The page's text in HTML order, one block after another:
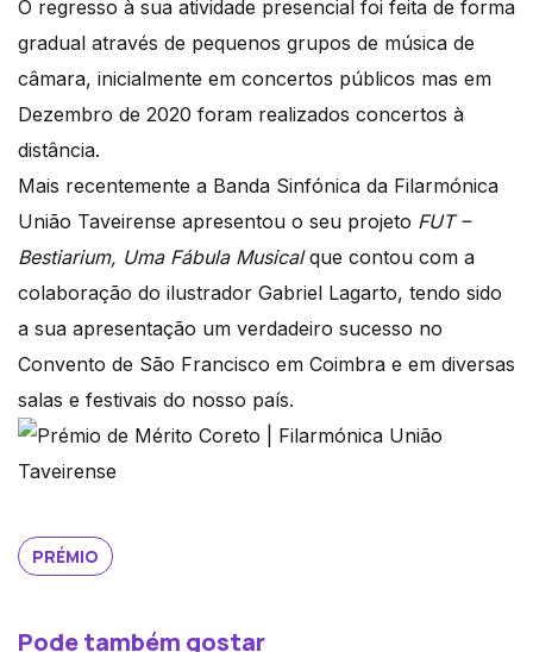
O regresso à sua atividade presencial foi feita de forma
gradual através de pequenos grupos de música de
câmara, inicialmente em concertos públicos mas em
Dezembro de 2020 foram realizados concertos à
distância.
Mais recentemente a Banda Sinfónica da Filarmónica
União Taveirense apresentou o seu projeto FUT –
Bestiarium, Uma Fábula Musicalque contou com a
colaboração do ilustrador Gabriel Lagarto, tendo sido
a sua apresentação um verdadeiro sucesso no
Convento de São Francisco em Coimbra e em diversas
salas e festivais do nosso país.
PRÉMIO
Pode também gostar